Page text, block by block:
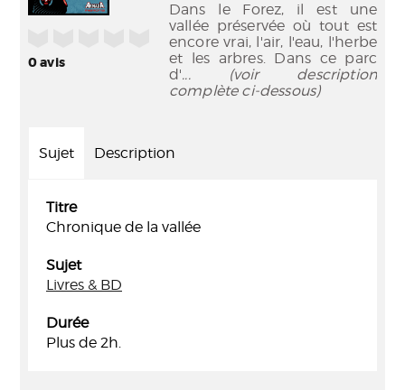
0avis
Dans le Forez, il est une
vallée préservée où tout est
encore vrai, l'air, l'eau, l'herbe
et les arbres. Dans ce parc
d'... (voir description
complète ci-dessous)
Sujet Description
Titre
Chronique de la vallée
Sujet
Livres & BD
Durée
Plus de 2h.